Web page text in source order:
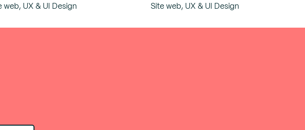
web, UX & UI Design Site web, UX & UI Design